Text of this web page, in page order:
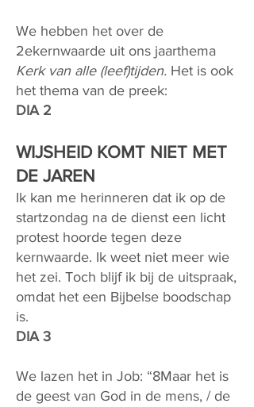
We hebben het over de
2ekernwaarde uit ons jaarthema
Kerk van alle (leef)tijden. Het is ook
het thema van de preek:
DIA 2
WIJSHEID KOMT NIET MET
DE JAREN
Ik kan me herinneren dat ik op de
startzondag na de dienst een licht
protest hoorde tegen deze
kernwaarde. Ik weet niet meer wie
het zei. Toch blijf ik bij de uitspraak,
omdat het een Bijbelse boodschap
is.
DIA 3
We lazen het in Job: “8Maar het is
de geest van God in de mens, / de